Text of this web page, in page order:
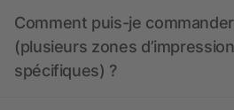
Comment puis-je
(plusieurs zones
spécifiques) ?